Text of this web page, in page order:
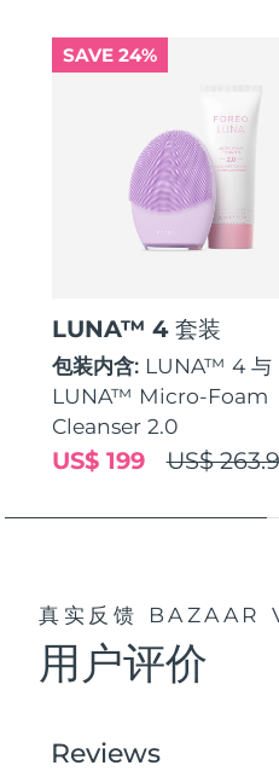
SAVE 24%
LUNA™ 4 套装
包装内含: LUNA™ 4 与
LUNA™ Micro-Foam
Cleanser 2.0
US$ 263.9
US$ 199
真实反馈 BAZAAR
用户评价